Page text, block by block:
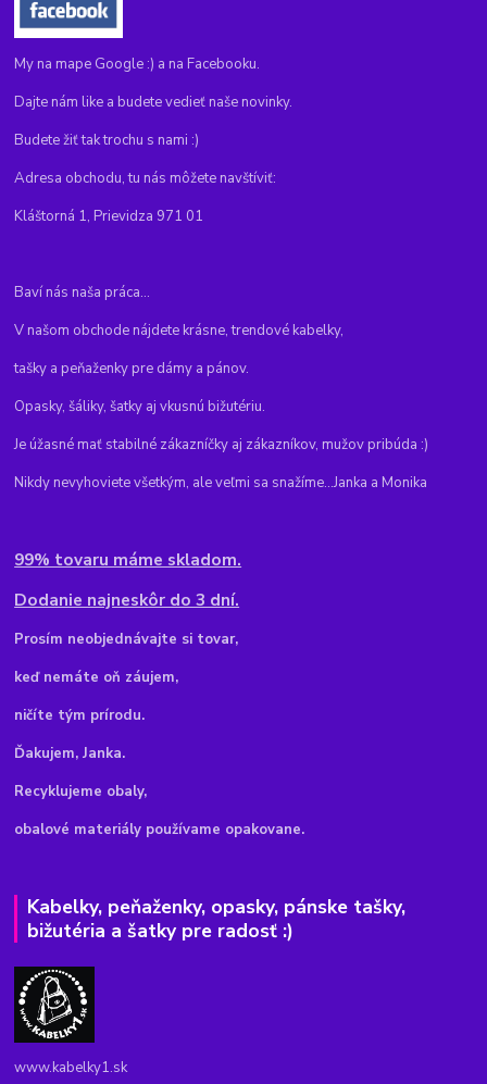
My na mape Google :) a na Facebooku.
Dajte nám like a budete vedieť naše novinky.
Budete žiť tak trochu s nami :)
Adresa obchodu, tu nás môžete navštíviť:
Kláštorná 1, Prievidza 971 01
Baví nás naša práca...
V našom obchode nájdete krásne, trendové kabelky,
tašky a peňaženky pre dámy a pánov.
Opasky, šáliky, šatky aj vkusnú bižutériu.
Je úžasné mať stabilné zákazníčky aj zákazníkov, mužov pribúda :)
Nikdy nevyhoviete všetkým, ale veľmi sa snažíme...Janka a Monika
99% tovaru máme skladom.
Dodanie najneskôr do 3 dní.
Prosím neobjednávajte si tovar,
keď nemáte oň záujem,
ničíte tým prírodu.
Ďakujem, Janka.
Recyklujeme obaly,
obalové materiály používame opakovane.
Kabelky, peňaženky, opasky, pánske tašky,
bižutéria a šatky pre radosť :)
www.kabelky1.sk